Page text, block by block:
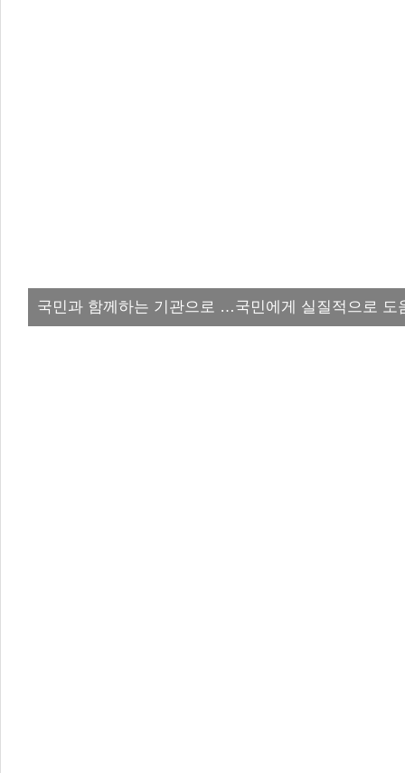
국민과 함께하는 기관으로 …국민에게 실질적으로 도